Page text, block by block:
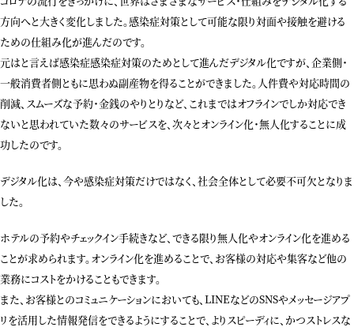
方向へと大きく変化しました。感染症対策として可能な限り対面や接触を避ける
ための仕組み化が進んだのです。
元はと言えば感染症感染症対策のためとして進んだデジタル化ですが、企業側・
一般消費者側ともに思わぬ副産物を得ることができました。人件費や対応時間の
削減、スムーズな予約・金銭のやりとりなど、これまではオフラインでしか対応でき
ないと思われていた数々のサービスを、次々とオンライン化・無人化することに成
功したのです。
デジタル化は、今や感染症対策だけではなく、社会全体として必要不可欠となりま
した。
ホテルの予約やチェックイン手続きなど、できる限り無人化やオンライン化を進める
ことが求められます。オンライン化を進めることで、お客様の対応や集客など他の
業務にコストをかけることもできます。
また、お客様とのコミュニケーションにおいても、LINEなどのSNSやメッセージアプ
リを活用した情報発信をできるようにすることで、よりスピーディに、かつストレスな